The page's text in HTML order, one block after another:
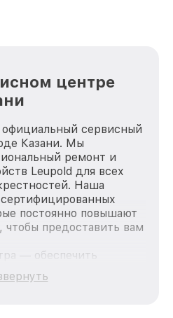
центре
сервисный
Казани. Мы
ремонт и
Leupold для всех
Наша
постоянно повышают
предоставить вам
— обеспечить
ремонт для
продукции Leupold, вне